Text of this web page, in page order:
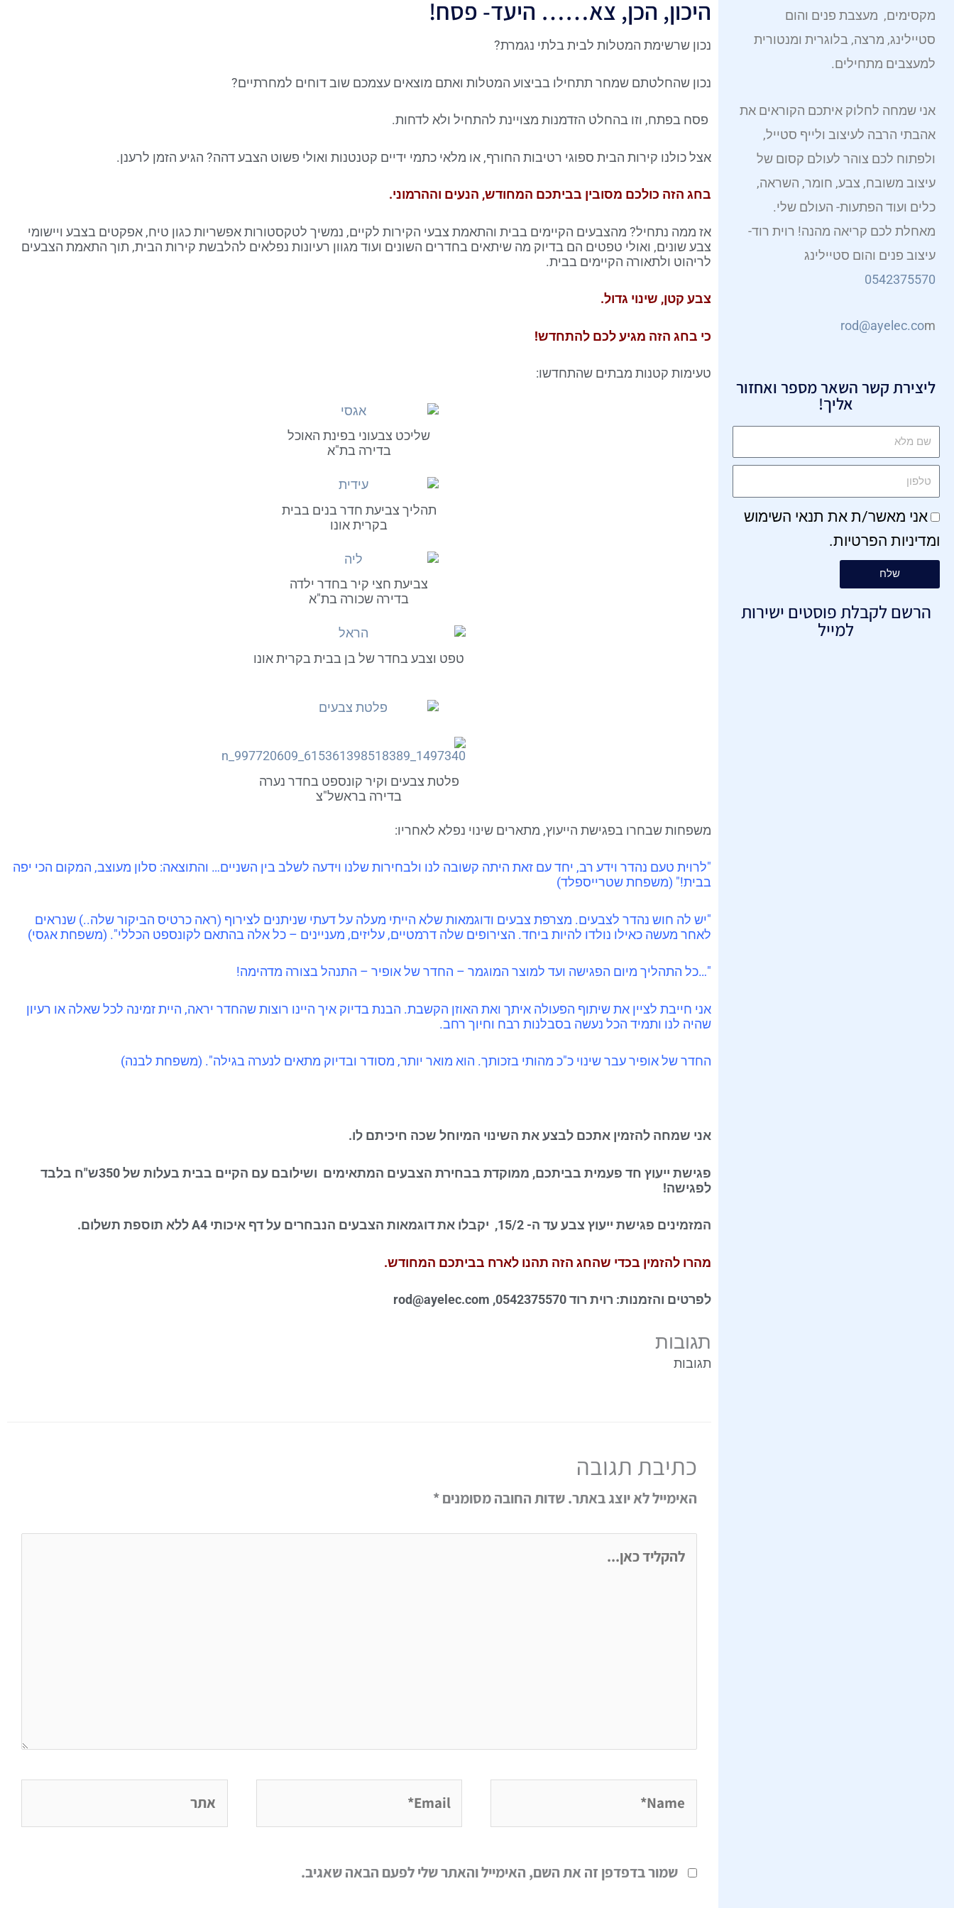
o
k
r
a
p
p
e
s
e
מקסימים, מעצבת פנים והום
סטיילינג, מרצה, בלוגרית ומנטורית
למעצבים מתחילים.
אני שמחה לחלוק איתכם הקוראים את
אהבתי הרבה לעיצוב ולייף סטייל,
ולפתוח לכם צוהר לעולם קסום של
עיצוב משובח, צבע, חומר, השראה,
כלים ועוד הפתעות- העולם שלי.
מאחלת לכם קריאה מהנה! רוית רוד-
עיצוב פנים והום סטיילינג
0542375570
rod@ayelec.com
ליצירת קשר השאר מספר ואחזור
אליך!
אני מאשר/ת את תנאי השימוש
ומדיניות הפרטיות.
שלח
הרשם לקבלת פוסטים ישירות
למייל
היכון, הכן, צא…… היעד- פסח!
נכון שרשימת המטלות לבית בלתי נגמרת?
נכון שהחלטתם שמחר תתחילו בביצוע המטלות ואתם מוצאים עצמכם שוב דוחים למחרתיים?
פסח בפתח, וזו בהחלט הזדמנות מצויינת להתחיל ולא לדחות.
אצל כולנו קירות הבית ספוגי רטיבות החורף, או מלאי כתמי ידיים קטנטנות ואולי פשוט הצבע דהה? הגיע הזמן לרענן.
בחג הזה כולכם מסובין בביתכם המחודש, הנעים וההרמוני.
אז ממה נתחיל? מהצבעים הקיימים בבית והתאמת צבעי הקירות לקיים, נמשיך לטקסטורות אפשריות כגון טיח, אפקטים בצבע ויישומי
צבע שונים, ואולי טפטים הם בדיוק מה שיתאים בחדרים השונים ועוד מגוון רעיונות נפלאים להלבשת קירות הבית, תוך התאמת הצבעים
לריהוט ולתאורה הקיימים בבית.
צבע קטן, שינוי גדול.
כי בחג הזה מגיע לכם להתחדש!
טעימות קטנות מבתים שהתחדשו:
שליכט צבעוני בפינת האוכל
בדירה בת"א
תהליך צביעת חדר בנים בבית
בקרית אונו
צביעת חצי קיר בחדר ילדה
בדירה שכורה בת"א
טפט וצבע בחדר של בן בבית בקרית אונו
פלטת צבעים וקיר קונספט בחדר נערה
בדירה בראשל"צ
משפחות שבחרו בפגישת הייעוץ, מתארים שינוי נפלא לאחריו:
"לרוית טעם נהדר וידע רב, יחד עם זאת היתה קשובה לנו ולבחירות שלנו וידעה לשלב בין השניים… והתוצאה: סלון מעוצב, המקום הכי יפה
בבית!" (משפחת שטרייספלד)
"יש לה חוש נהדר לצבעים. מצרפת צבעים ודוגמאות שלא הייתי מעלה על דעתי שניתנים לצירוף (ראה כרטיס הביקור שלה..) שנראים
לאחר מעשה כאילו נולדו להיות ביחד. הצירופים שלה דרמטיים, עליזים, מעניינים – כל אלה בהתאם לקונספט הכללי". (משפחת אגסי)
"…כל התהליך מיום הפגישה ועד למוצר המוגמר – החדר של אופיר – התנהל בצורה מדהימה!
אני חייבת לציין את שיתוף הפעולה איתך ואת האוזן הקשבת. הבנת בדיוק איך היינו רוצות שהחדר יראה, היית זמינה לכל שאלה או רעיון
שהיה לנו ותמיד הכל נעשה בסבלנות רבח וחיוך רחב.
החדר של אופיר עבר שינוי כ"כ מהותי בזכותך. הוא מואר יותר, מסודר ובדיוק מתאים לנערה בגילה". (משפחת לבנה)
אני שמחה להזמין אתכם לבצע את השינוי המיוחל שכה חיכיתם לו.
פגישת ייעוץ חד פעמית בביתכם, ממוקדת בבחירת הצבעים המתאימים ושילובם עם הקיים בבית בעלות של 350ש"ח בלבד
לפגישה!
המזמינים פגישת ייעוץ צבע עד ה- 15/2, יקבלו את דוגמאות הצבעים הנבחרים על דף איכותי A4ללא תוספת תשלום.
מהרו להזמין בכדי שהחג הזה תהנו לארח בביתכם המחודש.
לפרטים והזמנות: רוית רוד 0542375570, rod@ayelec.com
תגובות
תגובות
כתיבת תגובה
האימייל לא יוצג באתר.שדות החובה מסומנים*
כאן...
שמור בדפדפן זה את השם, האימייל והאתר שלי לפעם הבאה שאגיב.